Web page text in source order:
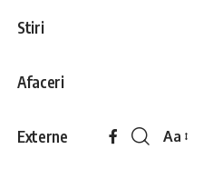
Stiri
Afaceri
Externe Aa